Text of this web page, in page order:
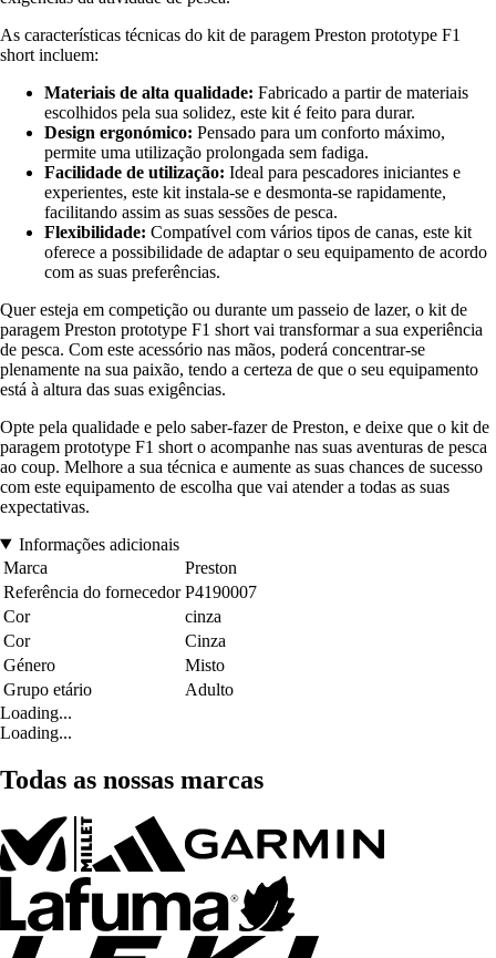
As características técnicas do kit de paragem Preston prototype F1
short incluem:
Materiais de alta qualidade: Fabricado a partir de materiais
escolhidos pela sua solidez, este kit é feito para durar.
Design ergonómico: Pensado para um conforto máximo,
permite uma utilização prolongada sem fadiga.
Facilidade de utilização: Ideal para pescadores iniciantes e
experientes, este kit instala-se e desmonta-se rapidamente,
facilitando assim as suas sessões de pesca.
Flexibilidade: Compatível com vários tipos de canas, este kit
oferece a possibilidade de adaptar o seu equipamento de acordo
com as suas preferências.
Quer esteja em competição ou durante um passeio de lazer, o kit de
paragem Preston prototype F1 short vai transformar a sua experiência
de pesca. Com este acessório nas mãos, poderá concentrar-se
plenamente na sua paixão, tendo a certeza de que o seu equipamento
está à altura das suas exigências.
Opte pela qualidade e pelo saber-fazer de Preston, e deixe que o kit de
paragem prototype F1 short o acompanhe nas suas aventuras de pesca
ao coup. Melhore a sua técnica e aumente as suas chances de sucesso
com este equipamento de escolha que vai atender a todas as suas
expectativas.
Informações adicionais
Marca
Preston
Referência do fornecedor P4190007
Cor
cinza
Cor
Cinza
Género
Misto
Grupo etário
Adulto
Loading...
Loading...
Todas as nossas marcas